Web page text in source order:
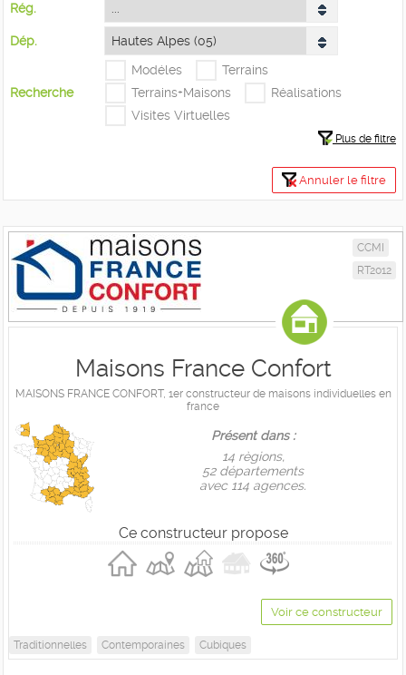
Rég.
Dép.
Recherche
Modéles
Terrains
Terrains+Maisons
Réalisations
Visites Virtuelles
Plus de filtre
Annuler le filtre
CCMI
RT2012
Maisons France Confort
MAISONS FRANCE CONFORT, 1er constructeur de maisons individuelles en
france
Présent dans :
14 règions,
52 départements
avec 114 agences.
Ce constructeur propose
Voir ce constructeur
Traditionnelles Contemporaines Cubiques